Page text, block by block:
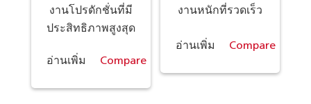
งานโปรดักชั่นที่มี
ประสิทธิภาพสูงสุด
อ่านเพิ่ม Compare
งานหนักที่รวดเร็ว
อ่านเพิ่ม Compare